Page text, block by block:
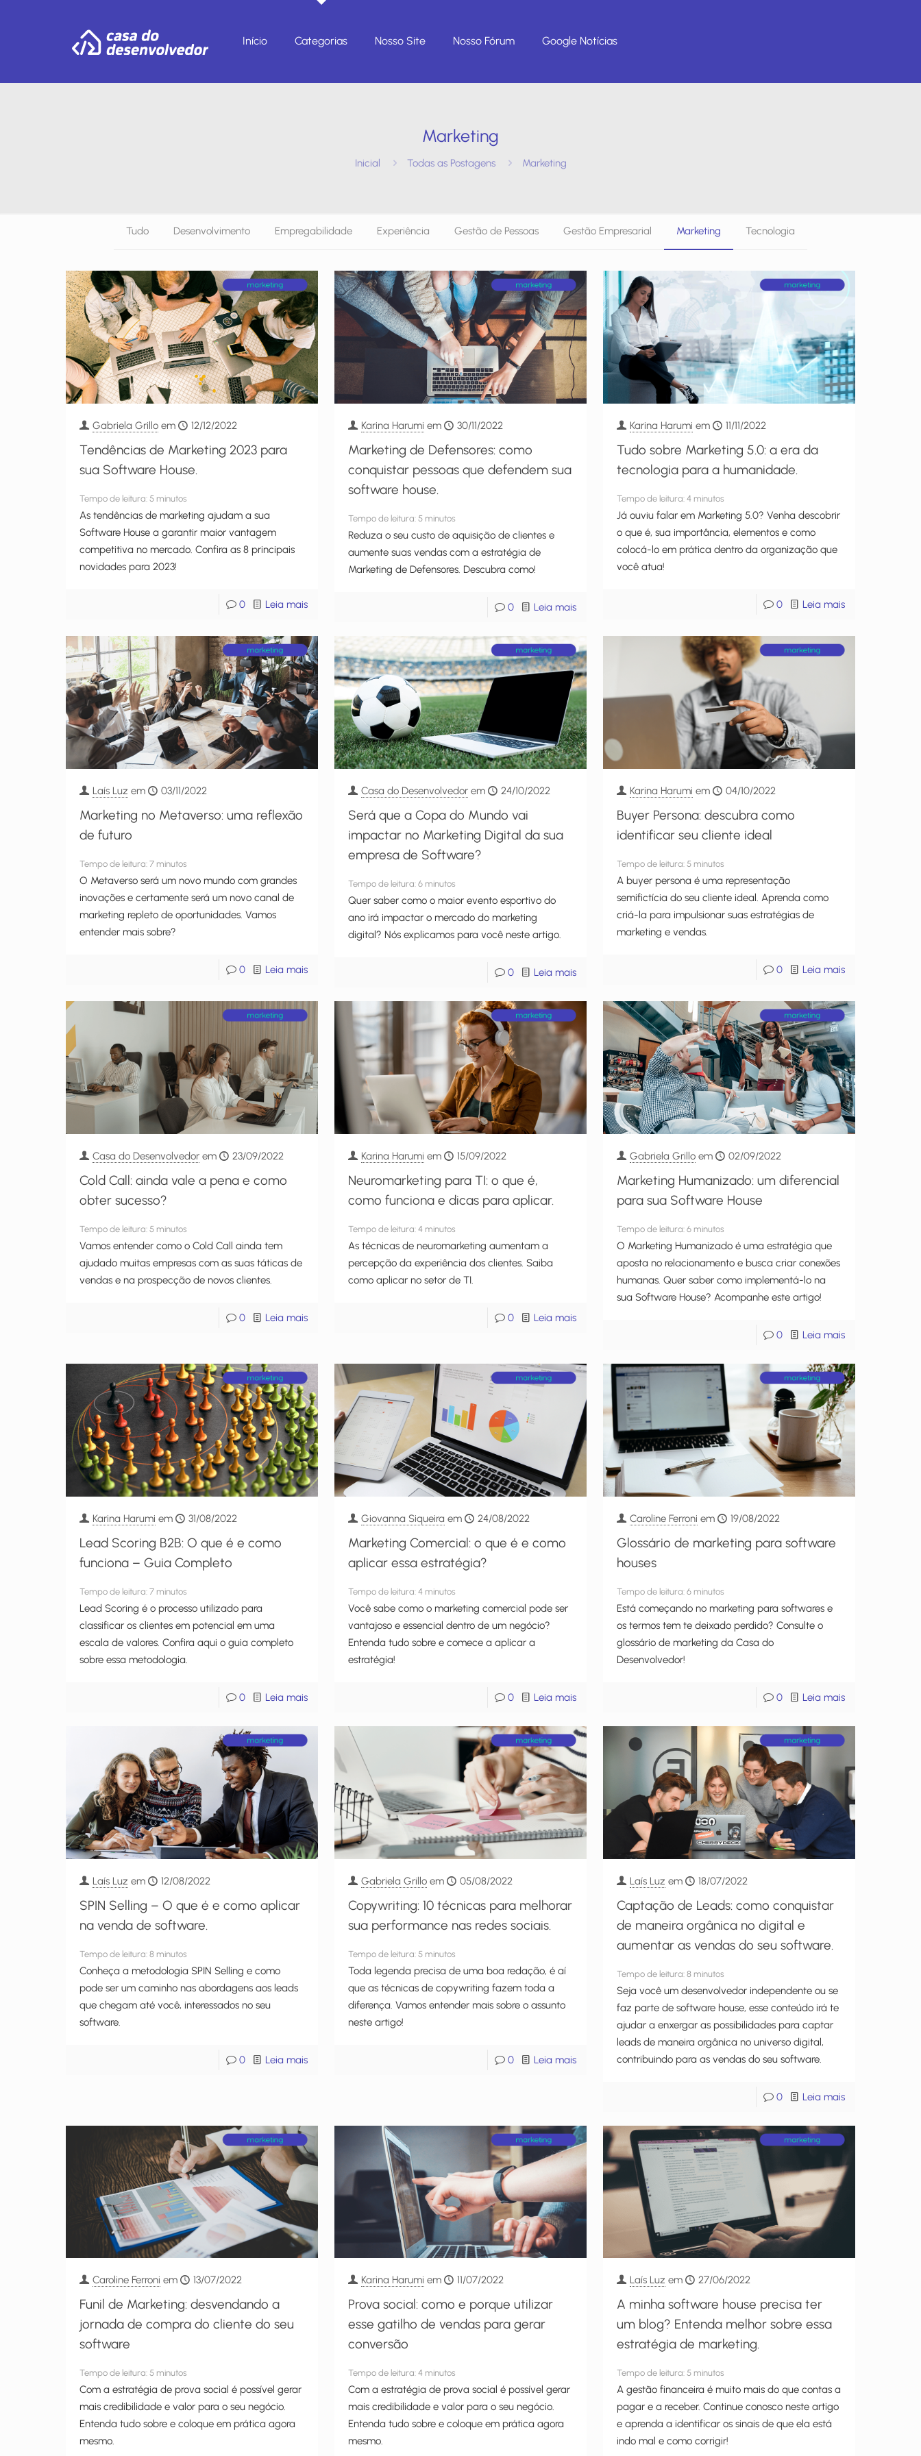
Início Categorias Nosso Site Nosso Fórum Google Notícias
Marketing
Inicial Todas as Postagens Marketing
Tudo Desenvolvimento Empregabilidade Experiência Gestão de Pessoas Gestão Empresarial Marketing Tecnologia
Gabriela Grillo em 12/12/2022
Tendências de Marketing 2023 para
sua Software House.
Tempo de leitura: 5 minutos
As tendências de marketing ajudam a sua
Software House a garantir maior vantagem
competitiva no mercado. Confira as 8 principais
novidades para 2023!
0 Leia mais
Karina Harumi em 30/11/2022
Marketing de Defensores: como
conquistar pessoas que defendem sua
software house.
Tempo de leitura: 5 minutos
Reduza o seu custo de aquisição de clientes e
aumente suas vendas com a estratégia de
Marketing de Defensores. Descubra como!
0 Leia mais
Karina Harumi em 11/11/2022
Tudo sobre Marketing 5.0: a era da
tecnologia para a humanidade.
Tempo de leitura: 4 minutos
Já ouviu falar em Marketing 5.0? Venha descobrir
o que é, sua importância, elementos e como
colocá-lo em prática dentro da organização que
você atua!
0 Leia mais
Laís Luz em 03/11/2022
Marketing no Metaverso: uma reflexão
de futuro
Tempo de leitura: 7 minutos
O Metaverso será um novo mundo com grandes
inovações e certamente será um novo canal de
marketing repleto de oportunidades. Vamos
entender mais sobre?
0 Leia mais
Casa do Desenvolvedor em 24/10/2022
Será que a Copa do Mundo vai
impactar no Marketing Digital da sua
empresa de Software?
Tempo de leitura: 6 minutos
Quer saber como o maior evento esportivo do
ano irá impactar o mercado do marketing
digital? Nós explicamos para você neste artigo.
0 Leia mais
Karina Harumi em 04/10/2022
Buyer Persona: descubra como
identificar seu cliente ideal
Tempo de leitura: 5 minutos
A buyer persona é uma representação
semifictícia do seu cliente ideal. Aprenda como
criá-la para impulsionar suas estratégias de
marketing e vendas.
0 Leia mais
Casa do Desenvolvedor em 23/09/2022
Cold Call: ainda vale a pena e como
obter sucesso?
Tempo de leitura: 5 minutos
Vamos entender como o Cold Call ainda tem
ajudado muitas empresas com as suas táticas de
vendas e na prospecção de novos clientes.
0 Leia mais
Karina Harumi em 15/09/2022
Neuromarketing para TI: o que é,
como funciona e dicas para aplicar.
Tempo de leitura: 4 minutos
As técnicas de neuromarketing aumentam a
percepção da experiência dos clientes. Saiba
como aplicar no setor de TI.
0 Leia mais
Gabriela Grillo em 02/09/2022
Marketing Humanizado: um diferencial
para sua Software House
Tempo de leitura: 6 minutos
O Marketing Humanizado é uma estratégia que
aposta no relacionamento e busca criar conexões
humanas. Quer saber como implementá-lo na
sua Software House? Acompanhe este artigo!
0 Leia mais
Karina Harumi em 31/08/2022
Lead Scoring B2B: O que é e como
funciona – Guia Completo
Tempo de leitura: 7 minutos
Lead Scoring é o processo utilizado para
classificar os clientes em potencial em uma
escala de valores. Confira aqui o guia completo
sobre essa metodologia.
0 Leia mais
Giovanna Siqueira em 24/08/2022
Marketing Comercial: o que é e como
aplicar essa estratégia?
Tempo de leitura: 4 minutos
Você sabe como o marketing comercial pode ser
vantajoso e essencial dentro de um negócio?
Entenda tudo sobre e comece a aplicar a
estratégia!
0 Leia mais
Caroline Ferroni em 19/08/2022
Glossário de marketing para software
houses
Tempo de leitura: 6 minutos
Está começando no marketing para softwares e
os termos tem te deixado perdido? Consulte o
glossário de marketing da Casa do
Desenvolvedor!
0 Leia mais
Laís Luz em 12/08/2022
SPIN Selling – O que é e como aplicar
na venda de software.
Tempo de leitura: 8 minutos
Conheça a metodologia SPIN Selling e como
pode ser um caminho nas abordagens aos leads
que chegam até você, interessados no seu
software.
0 Leia mais
Gabriela Grillo em 05/08/2022
Copywriting: 10 técnicas para melhorar
sua performance nas redes sociais.
Tempo de leitura: 5 minutos
Toda legenda precisa de uma boa redação, é aí
que as técnicas de copywriting fazem toda a
diferença. Vamos entender mais sobre o assunto
neste artigo!
0 Leia mais
Laís Luz em 18/07/2022
Captação de Leads: como conquistar
de maneira orgânica no digital e
aumentar as vendas do seu software.
Tempo de leitura: 8 minutos
Seja você um desenvolvedor independente ou se
faz parte de software house, esse conteúdo irá te
ajudar a enxergar as possibilidades para captar
leads de maneira orgânica no universo digital,
contribuindo para as vendas do seu software.
0 Leia mais
Caroline Ferroni em 13/07/2022
Funil de Marketing: desvendando a
jornada de compra do cliente do seu
software
Tempo de leitura: 5 minutos
Com a estratégia de prova social é possível gerar
mais credibilidade e valor para o seu negócio.
Entenda tudo sobre e coloque em prática agora
mesmo.
Karina Harumi em 11/07/2022
Prova social: como e porque utilizar
esse gatilho de vendas para gerar
conversão
Tempo de leitura: 4 minutos
Com a estratégia de prova social é possível gerar
mais credibilidade e valor para o seu negócio.
Entenda tudo sobre e coloque em prática agora
mesmo.
Laís Luz em 27/06/2022
A minha software house precisa ter
um blog? Entenda melhor sobre essa
estratégia de marketing.
Tempo de leitura: 5 minutos
A gestão financeira é muito mais do que contas a
pagar e a receber. Continue conosco neste artigo
e aprenda a identificar os sinais de que ela está
indo mal e como corrigir!